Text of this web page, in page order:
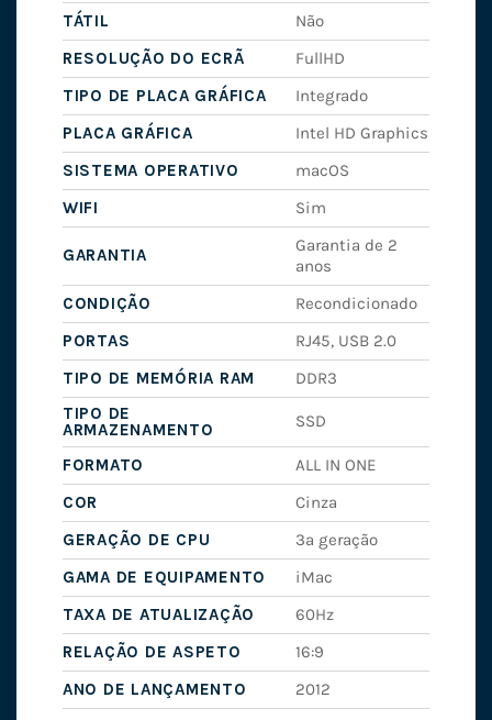
TÁTIL
Não
RESOLUÇÃO DO ECRÃ
FullHD
TIPO DE PLACA GRÁFICA
Integrado
PLACA GRÁFICA
Intel HD Graphics
SISTEMA OPERATIVO
macOS
WIFI
Sim
GARANTIA
Garantia de 2
anos
CONDIÇÃO
Recondicionado
PORTAS
RJ45, USB 2.0
TIPO DE MEMÓRIA RAM
DDR3
TIPO DE
ARMAZENAMENTO
SSD
FORMATO
ALL IN ONE
COR
Cinza
GERAÇÃO DE CPU
3ª geração
GAMA DE EQUIPAMENTO
iMac
TAXA DE ATUALIZAÇÃO
60Hz
RELAÇÃO DE ASPETO
16:9
ANO DE LANÇAMENTO
2012